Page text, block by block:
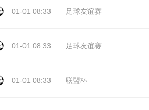
01-01 08:33 足球友谊赛
01-01 08:33 足球友谊赛
01-01 08:33 联盟杯